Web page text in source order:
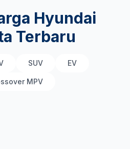
Hyundai
Terbaru
SUV EV
MPV